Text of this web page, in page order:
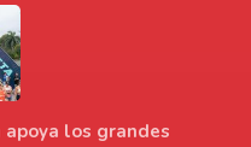
apoya los grandes